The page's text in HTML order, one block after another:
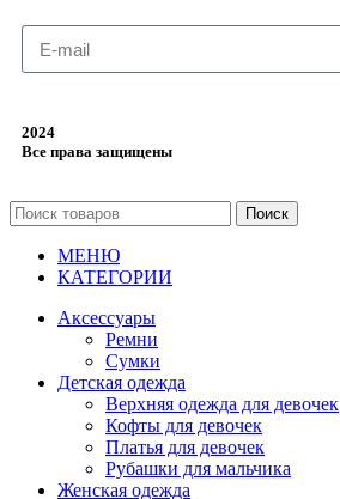
2024
Все права защищены
Поиск
МЕНЮ
КАТЕГОРИИ
Аксессуары
Ремни
Сумки
Детская одежда
Верхняя одежда для девочек
Кофты для девочек
Платья для девочек
Рубашки для мальчика
Женская одежда